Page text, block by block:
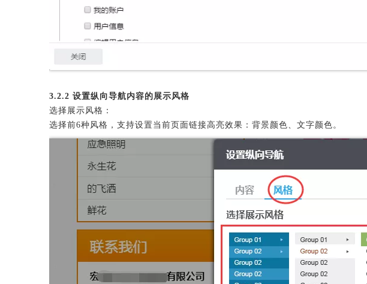
3.2.2 设置纵向导航内容的展示风格
选择展示风格：
选择前6种风格，支持设置当前页面链接高亮效果：背景颜色、文字颜色。